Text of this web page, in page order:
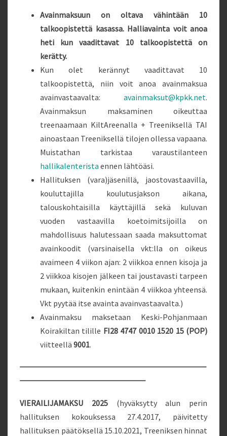
Avainmaksuun on oltava vähintään 10
talkoopistettä kasassa. Halliavainta voit anoa
heti kun vaadittavat 10 talkoopistettä on
kerätty.
Kun olet kerännyt vaadittavat 10
talkoopistettä, niin voit anoa avainmaksua
avainvastaavalta: avainmaksut@kpkk.net.
Avainmaksun maksaminen oikeuttaa
treenaamaan KiltAreenalla + Treeniksellä TAI
ainoastaan Treeniksellä tilojen ollessa vapaana.
Muistathan tarkistaa varaustilanteen
hallikalenterista ennen lähtöäsi.
Hallituksen (vara)jäsenillä, jaostovastaavilla,
kouluttajilla koulutusjakson aikana,
talouskohtaisilla käyttäjillä sekä kuluvan
vuoden vastaavilla koetoimitsijoilla on
mahdollisuus halutessaan saada maksuttomat
avainkoodit (varsinaisella vkt:lla on oikeus
avaimeen 4 viikon ajan: 2 viikkoa ennen kisoja ja
2 viikkoa kisojen jälkeen tai joustavasti tarpeen
mukaan, kuitenkin enintään 4 viikkoa yhteensä.
Vkt pyytää itse avainta avainvastaavalta.)
Avainmaksu maksetaan Keski-Pohjanmaan
Koirakiltan tilille FI28 4747 0010 1520 15 (POP)
viitteellä 9001.
VIERAILIJAMAKSU 2025 (hyväksytty alun perin
hallituksen kokouksessa 27.4.2017, päivitetty
hallituksen päätöksellä 15.10.2021, Treeniksen hinnat